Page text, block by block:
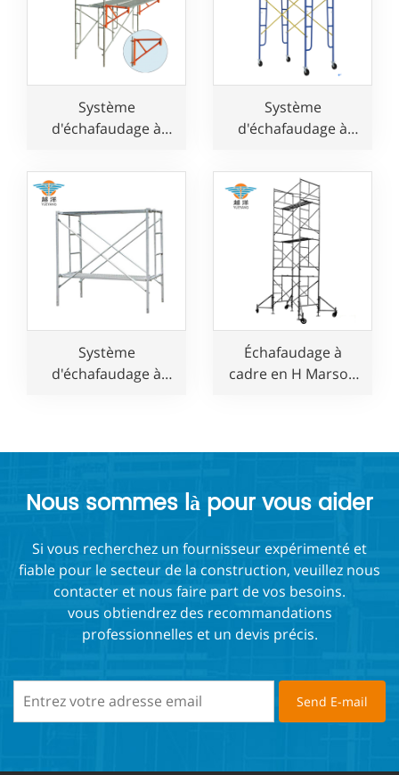
Système
d'échafaudage à
constructeur
Système
d'échafaudage à
passage traversant
pour constructeur
Système
d'échafaudage à
Échafaudage à
cadre en H Marson
Nous sommes là pour vous aider
Si vous recherchez un fournisseur expérimenté et
fiable pour le secteur de la construction, veuillez nous
contacter et nous faire part de vos besoins.
vous obtiendrez des recommandations
professionnelles et un devis précis.